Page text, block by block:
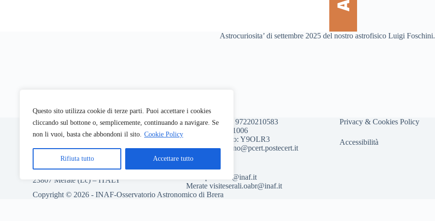
Questo sito utilizza cookie di terze parti. Puoi accettare i cookies
cliccando sul bottone o, semplicemente, continuando a navigare. Se
non li vuoi, basta che abbondoni il sito. Cookie Policy
Rifiuta tutto Accettare tutto
Astrocuriosita’ di settembre 2025 del nostro astrofisico Luigi Foschini.
INAF-Osservatorio Astronomico di Brera
20121 Milano – ITALY
via E. Bianchi 46
23807 Merate (Lc) – ITALY
Codice Fiscale: 97220210583
P.Iva: 06895721006
Codice Univoco: Y9OLR3
pec: inafoamilano@pcert.postecert.it
Info visite
poe.oabr@inaf.it
Meratevisiteserali.oabr@inaf.it
Privacy & Cookies Policy
Accessibilità
Copyright © 2026 - INAF-Osservatorio Astronomico di Brera